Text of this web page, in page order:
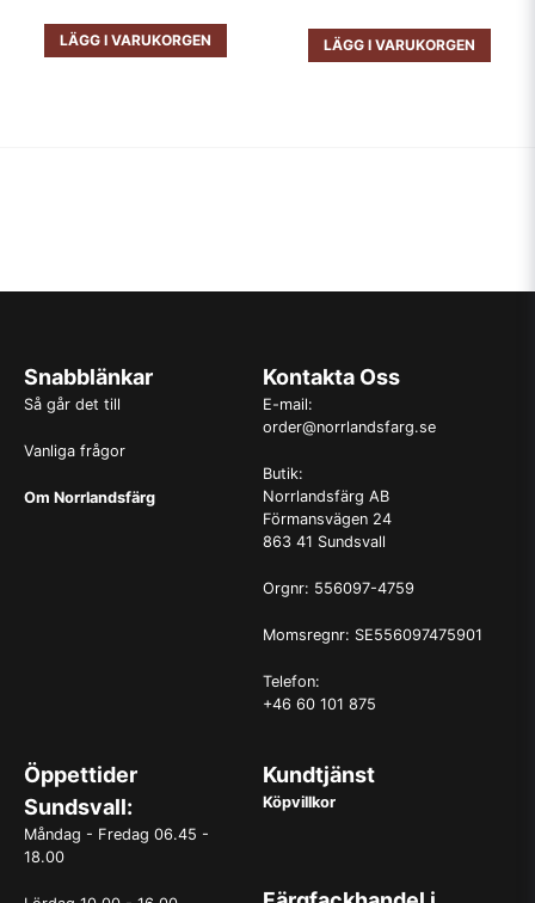
LÄGG I VARUKORGEN LÄGG I VARUKORGEN
Snabblänkar
Så går det till
Vanliga frågor
Om Norrlandsfärg
Kontakta Oss
E-mail:
order@norrlandsfarg.se
Butik:
Norrlandsfärg AB
Förmansvägen 24
863 41 Sundsvall
Orgnr: 556097-4759
Momsregnr: SE556097475901
Telefon:
+46 60 101 875
Öppettider
Sundsvall:
Måndag - Fredag 06.45 -
18.00
Kundtjänst
Köpvillkor